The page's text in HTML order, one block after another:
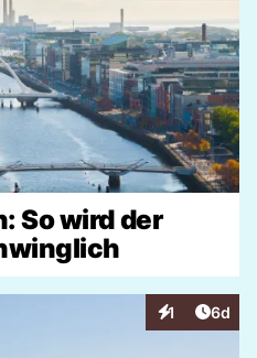
So wird der
1
Interaktionen
6d